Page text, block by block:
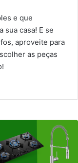
e que
sua casa! E se
aproveite para
as peças